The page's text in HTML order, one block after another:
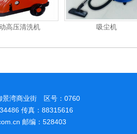
高压清洗机 吸尘机
景湾商业街 区号：0760
传真：88315616
邮编：528403